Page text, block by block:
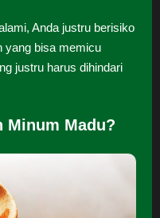
Anda justru berisiko
yang bisa memicu
justru harus dihindari
Minum Madu?